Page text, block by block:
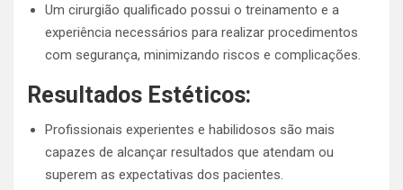
Um cirurgião qualificado possui o treinamento e a
experiência necessários para realizar procedimentos
com segurança, minimizando riscos e complicações.
Resultados Estéticos:
Profissionais experientes e habilidosos são mais
capazes de alcançar resultados que atendam ou
superem as expectativas dos pacientes.